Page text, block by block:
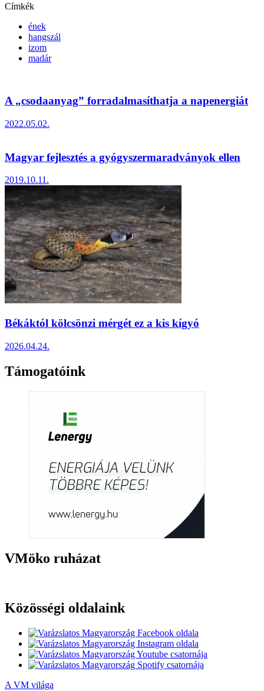
Címkék
ének
hangszál
izom
madár
A „csodaanyag” forradalmasíthatja a napenergiát
2022.05.02.
Magyar fejlesztés a gyógyszermaradványok ellen
2019.10.11.
Békáktól kölcsönzi mérgét ez a kis kígyó
2026.04.24.
Támogatóink
VMöko ruházat
Közösségi oldalaink
A VM világa